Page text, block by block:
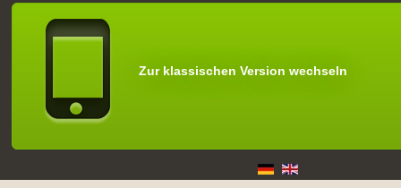
Zur klassischen Version wechseln